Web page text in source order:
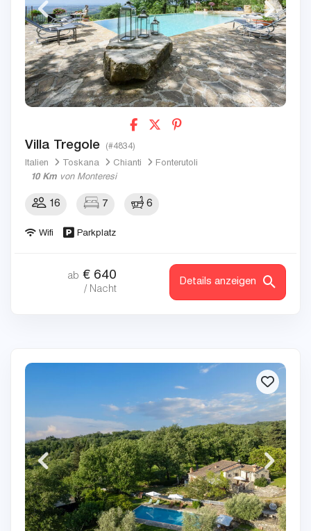
Villa Tregole (#4834)
Italien Toskana Chianti
Fonterutoli
10 Km von Monteresi
16 7 6
Wifi Parkplatz
ab € 640
/ Nacht
Details anzeigen